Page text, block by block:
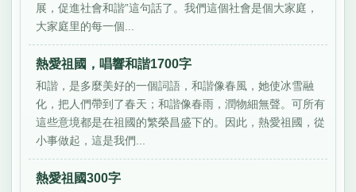
展，促進社會和諧”這句話了。我們這個社會是個大家庭，
大家庭里的每一個...
熱愛祖國，唱響和諧1700字
和諧，是多麼美好的一個詞語，和諧像春風，她使冰雪融
化，把人們帶到了春天；和諧像春雨，潤物細無聲。可所有
這些意境都是在祖國的繁榮昌盛下的。因此，熱愛祖國，從
小事做起，這是我們...
熱愛祖國300字